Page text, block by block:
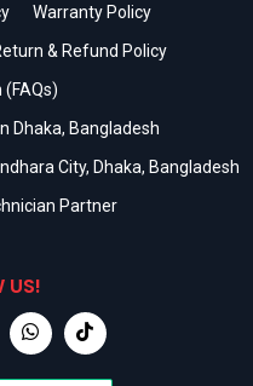
Warranty Policy
& Refund Policy
(FAQs)
Dhaka, Bangladesh
City, Dhaka, Bangladesh
Partner
US!